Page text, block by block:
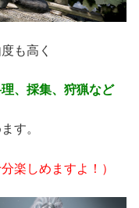
も高く
、採集、狩猟など
す。
楽しめますよ！）